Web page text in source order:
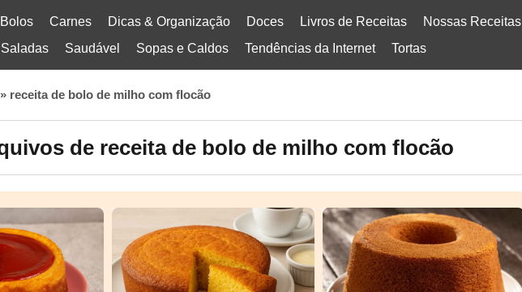
Bolos Carnes Dicas & Organização Doces Livros de Receitas Nossas Receitas
Saladas Saudável Sopas e Caldos Tendências da Internet Tortas
» receita de bolo de milho com flocão
de receita de bolo de milho com flocão